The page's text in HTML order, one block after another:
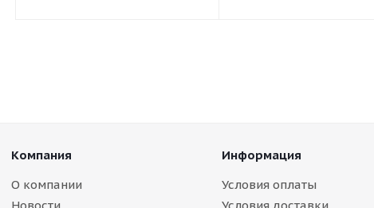
Компания
О компании
Информация
Условия оплаты